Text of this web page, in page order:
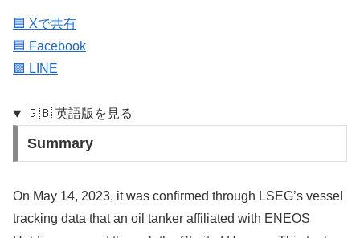
🟦 Xで共有
🟦 Facebook
🟩 LINE
🇬🇧 英語版を見る
Summary
On May 14, 2023, it was confirmed through LSEG’s vessel
tracking data that an oil tanker affiliated with ENEOS